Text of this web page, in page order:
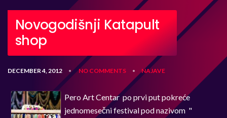
Novogodišnji Katapult
shop
DECEMBER 4, 2012 • NO COMMENTS • NAJAVE
Pero Art Centar po prvi put pokreće
jednomesečni festival pod nazivom "